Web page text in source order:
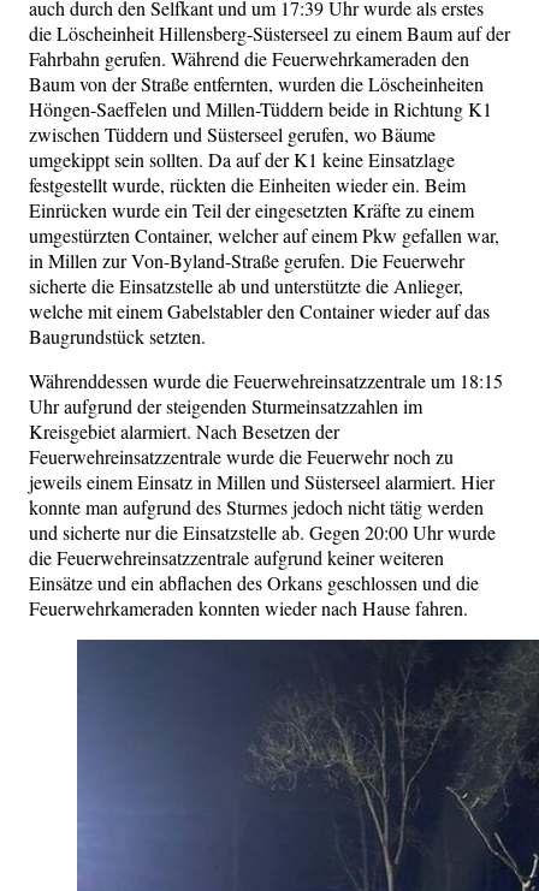
auch durch den Selfkant und um 17:39 Uhr wurde als erstes
die Löscheinheit Hillensberg-Süsterseel zu einem Baum auf der
Fahrbahn gerufen. Während die Feuerwehrkameraden den
Baum von der Straße entfernten, wurden die Löscheinheiten
Höngen-Saeffelen und Millen-Tüddern beide in Richtung K1
zwischen Tüddern und Süsterseel gerufen, wo Bäume
umgekippt sein sollten. Da auf der K1 keine Einsatzlage
festgestellt wurde, rückten die Einheiten wieder ein. Beim
Einrücken wurde ein Teil der eingesetzten Kräfte zu einem
umgestürzten Container, welcher auf einem Pkw gefallen war,
in Millen zur Von-Byland-Straße gerufen. Die Feuerwehr
sicherte die Einsatzstelle ab und unterstützte die Anlieger,
welche mit einem Gabelstabler den Container wieder auf das
Baugrundstück setzten.
Währenddessen wurde die Feuerwehreinsatzzentrale um 18:15
Uhr aufgrund der steigenden Sturmeinsatzzahlen im
Kreisgebiet alarmiert. Nach Besetzen der
Feuerwehreinsatzzentrale wurde die Feuerwehr noch zu
jeweils einem Einsatz in Millen und Süsterseel alarmiert. Hier
konnte man aufgrund des Sturmes jedoch nicht tätig werden
und sicherte nur die Einsatzstelle ab. Gegen 20:00 Uhr wurde
die Feuerwehreinsatzzentrale aufgrund keiner weiteren
Einsätze und ein abflachen des Orkans geschlossen und die
Feuerwehrkameraden konnten wieder nach Hause fahren.